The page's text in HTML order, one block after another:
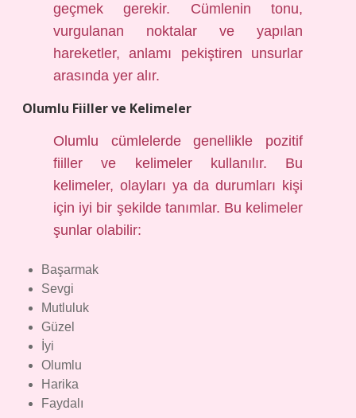
geçmek gerekir. Cümlenin tonu,
vurgulanan noktalar ve yapılan
hareketler, anlamı pekiştiren unsurlar
arasında yer alır.
Olumlu Fiiller ve Kelimeler
Olumlu cümlelerde genellikle pozitif
fiiller ve kelimeler kullanılır. Bu
kelimeler, olayları ya da durumları kişi
için iyi bir şekilde tanımlar. Bu kelimeler
şunlar olabilir:
Başarmak
Sevgi
Mutluluk
Güzel
İyi
Olumlu
Harika
Faydalı